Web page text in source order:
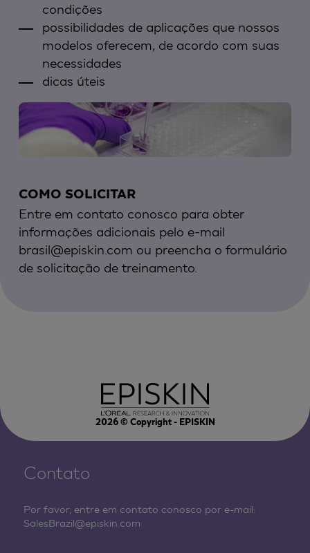
condições
possibilidades de aplicações que nossos
modelos oferecem, de acordo com suas
necessidades
dicas úteis
COMO SOLICITAR
Entre em contato conosco para obter
informações adicionais pelo e-mail
brasil@episkin.com ou preencha o formulário
de solicitação de treinamento.
2026© Copyright - EPISKIN
Contato
Por favor, entre em contato conosco por e-mail:
SalesBrazil@episkin.com